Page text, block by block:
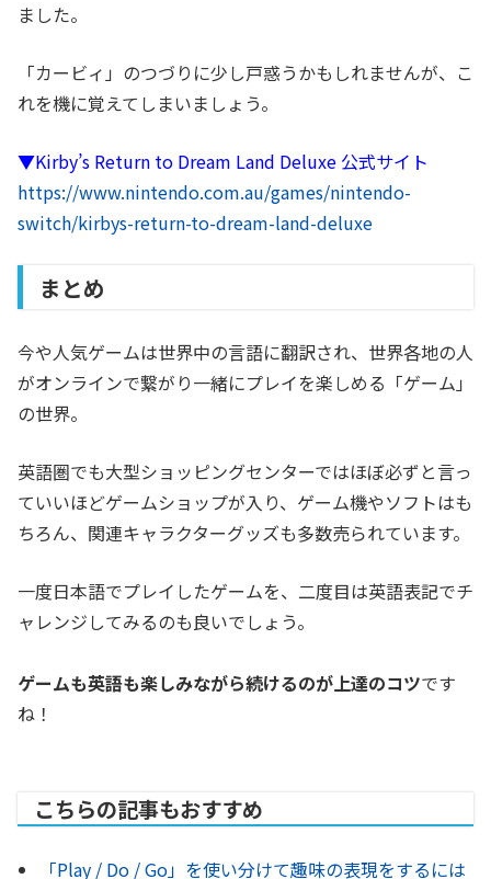
ました。
「カービィ」のつづりに少し戸惑うかもしれませんが、こ
れを機に覚えてしまいましょう。
▼Kirby’s Return to Dream Land Deluxe 公式サイト
https://www.nintendo.com.au/games/nintendo-
switch/kirbys-return-to-dream-land-deluxe
まとめ
今や人気ゲームは世界中の言語に翻訳され、世界各地の人
がオンラインで繋がり一緒にプレイを楽しめる「ゲーム」
の世界。
英語圏でも大型ショッピングセンターではほぼ必ずと言っ
ていいほどゲームショップが入り、ゲーム機やソフトはも
ちろん、関連キャラクターグッズも多数売られています。
一度日本語でプレイしたゲームを、二度目は英語表記でチ
ャレンジしてみるのも良いでしょう。
ゲームも英語も楽しみながら続けるのが上達のコツです
ね！
こちらの記事もおすすめ
「Play / Do / Go」を使い分けて趣味の表現をするには